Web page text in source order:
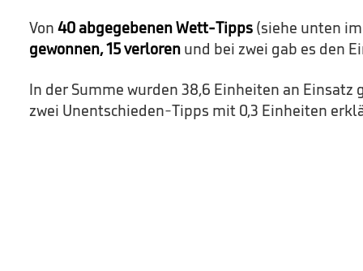
Von 40 abgegebenen Wett-Tipps (siehe unten
gewonnen, 15 verloren und bei zwei gab es den
In der Summe wurden 38,6 Einheiten an Einsatz
zwei Unentschieden-Tipps mit 0,3 Einheiten